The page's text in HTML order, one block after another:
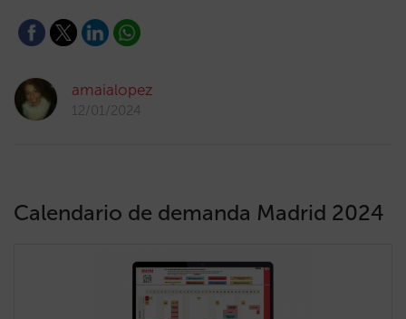
amaialopez
12/01/2024
Calendario de demanda Madrid 2024